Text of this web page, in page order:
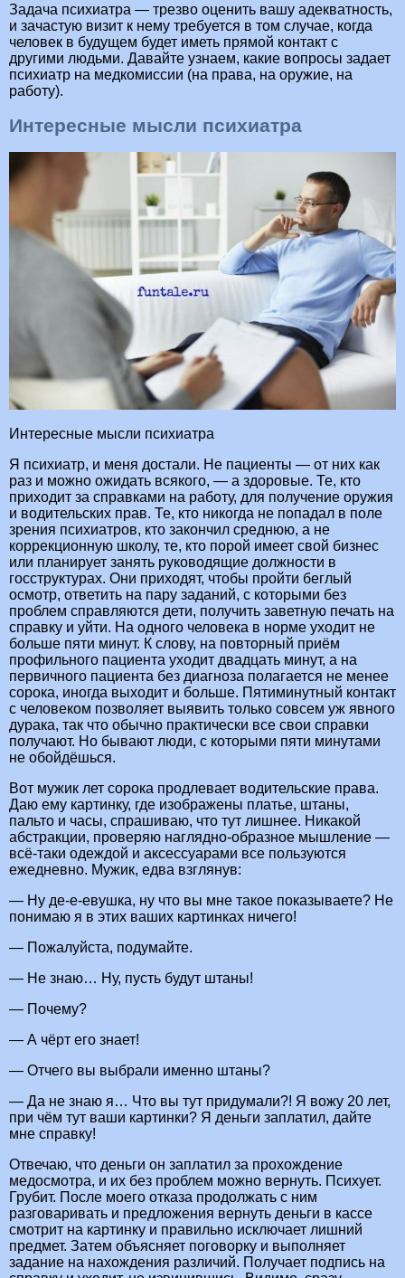
Задача психиатра — трезво оценить вашу адекватность,
и зачастую визит к нему требуется в том случае, когда
человек в будущем будет иметь прямой контакт с
другими людьми. Давайте узнаем, какие вопросы задает
психиатр на медкомиссии (на права, на оружие, на
работу).
Интересные мысли психиатра
Интересные мысли психиатра
Я психиатр, и меня достали. Не пациенты — от них как
раз и можно ожидать всякого, — а здоровые. Те, кто
приходит за справками на работу, для получение оружия
и водительских прав. Те, кто никогда не попадал в поле
зрения психиатров, кто закончил среднюю, а не
коррекционную школу, те, кто порой имеет свой бизнес
или планирует занять руководящие должности в
госструктурах. Они приходят, чтобы пройти беглый
осмотр, ответить на пару заданий, с которыми без
проблем справляются дети, получить заветную печать на
справку и уйти. На одного человека в норме уходит не
больше пяти минут. К слову, на повторный приём
профильного пациента уходит двадцать минут, а на
первичного пациента без диагноза полагается не менее
сорока, иногда выходит и больше. Пятиминутный контакт
с человеком позволяет выявить только совсем уж явного
дурака, так что обычно практически все свои справки
получают. Но бывают люди, с которыми пяти минутами
не обойдёшься.
Вот мужик лет сорока продлевает водительские права.
Даю ему картинку, где изображены платье, штаны,
пальто и часы, спрашиваю, что тут лишнее. Никакой
абстракции, проверяю наглядно-образное мышление —
всё-таки одеждой и аксессуарами все пользуются
ежедневно. Мужик, едва взглянув:
— Ну де-е-евушка, ну что вы мне такое показываете? Не
понимаю я в этих ваших картинках ничего!
— Пожалуйста, подумайте.
— Не знаю… Ну, пусть будут штаны!
— Почему?
— А чёрт его знает!
— Отчего вы выбрали именно штаны?
— Да не знаю я… Что вы тут придумали?! Я вожу 20 лет,
при чём тут ваши картинки? Я деньги заплатил, дайте
мне справку!
Отвечаю, что деньги он заплатил за прохождение
медосмотра, и их без проблем можно вернуть. Психует.
Грубит. После моего отказа продолжать с ним
разговаривать и предложения вернуть деньги в кассе
смотрит на картинку и правильно исключает лишний
предмет. Затем объясняет поговорку и выполняет
задание на нахождения различий. Получает подпись на